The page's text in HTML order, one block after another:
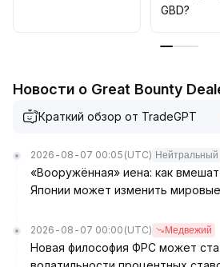
действовать осторожно и
уровнях и усиленной
GBD?
Новости о Great Bounty
Краткий обзор от TradeGPT
2026-08-07 00:05 (UTC) Нейтральный
«Вооружённая» иена: как
Японии может изменить
2026-08-07 00:00 (UTC) Медвежий
Новая философия ФРС может